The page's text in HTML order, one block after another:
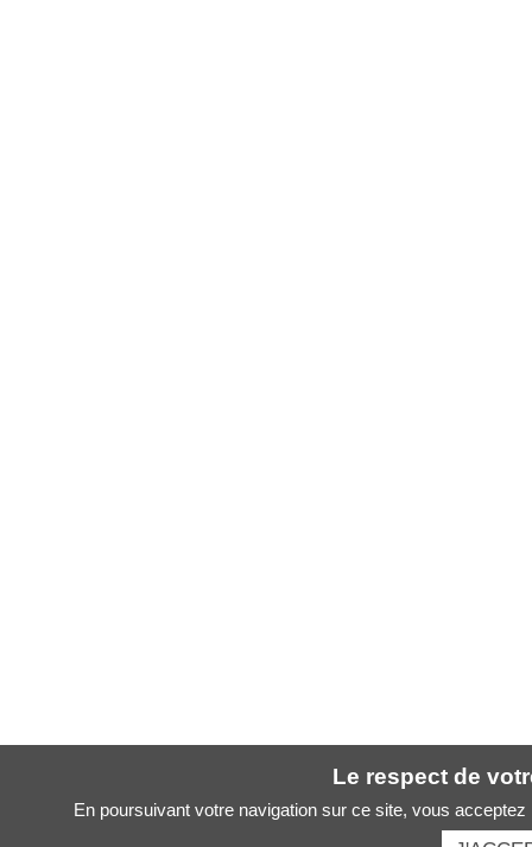
Le respect de
En poursuivant votre navigation sur ce site, vous